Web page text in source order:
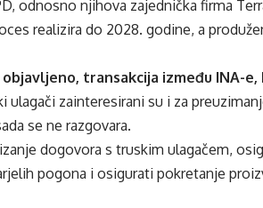
odnosno njihova zajednička firma
realizira do 2028. godine, a
transakcija između INA-
ulagači zainteresirani su i za
se ne razgovara.
dogovora s truskim ulagačem,
pogona i osigurati pokretanje